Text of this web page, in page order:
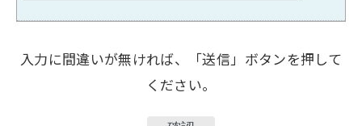
入力に間違いが無ければ、「送信」ボタンを押して
ください。